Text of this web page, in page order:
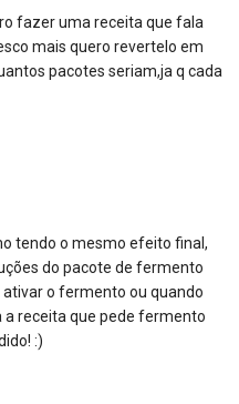
fazer uma receita que fala
mais quero revertelo em
pacotes seriam,ja q cada
tendo o mesmo efeito final,
do pacote de fermento
o fermento ou quando
a receita que pede fermento
:)